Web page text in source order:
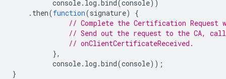
console. log .bind(console))
. then(function(signature)
{
// Complete the Certification
// Send out the request to the CA,
// onClientCertificateReceived.
},
console. log .bind(console));
}